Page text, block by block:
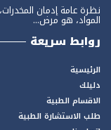
نظرة عامة إدمان
المواد، هو مرض...
روابط سريعة
الرئيسية
دليلك
الاقسام الطبية
طلب الاستشارة الطبية